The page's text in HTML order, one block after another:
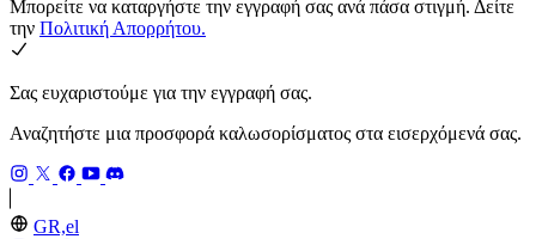
Μπορείτε να καταργήστε την εγγραφή σας ανά πάσα στιγμή. Δείτε
την Πολιτική Απορρήτου.
Σας ευχαριστούμε για την εγγραφή σας.
Αναζητήστε μια προσφορά καλωσορίσματος στα εισερχόμενά σας.
GR,el